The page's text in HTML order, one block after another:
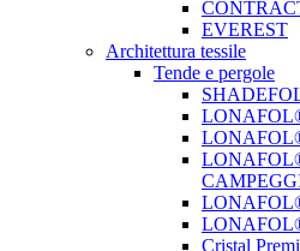
EVEREST
Architettura tessile
Tende e pergole
Cristal